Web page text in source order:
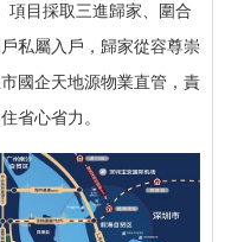
項目採取三進歸家、圍合
私屬入戶，歸家從容尊崇
國企天地源物業直管，責
省心省力。